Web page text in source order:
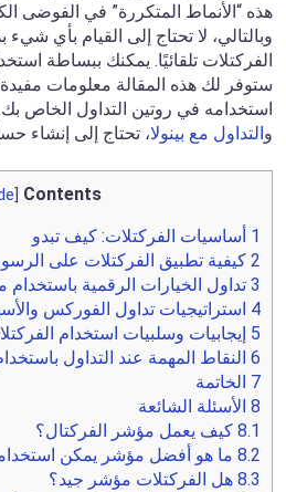
هذه “الأنماط المتكررة” في الفوضى
وبالتالي، لا تحتاج إلى القيام بأي
الفركتلات تلقائيًا. يمكنك ببساطة
ستوفر لك هذه المقالة معلومات
استخدامه في روتين التداول الخاص
والتداول مع بينولا، تحتاج إلى إنشاء
Contents
1 أساسيات الفركتلات: كيف تبدو
2 كيفية تطبيق الفركتلات على
3 تداول الخيارات الرقمية
4 استراتيجيات تداول الفوركس
5 إيجابيات وسلبيات استخدام
6 النقاط المهمة عند التداول
7 الخاتمة
8 الأسئلة الشائعة
8.1 كيف يعمل مؤشر الفركتال؟
8.2 ما هو أفضل مؤشر يمكن
8.3 هل الفركتلات مؤشر جيد؟